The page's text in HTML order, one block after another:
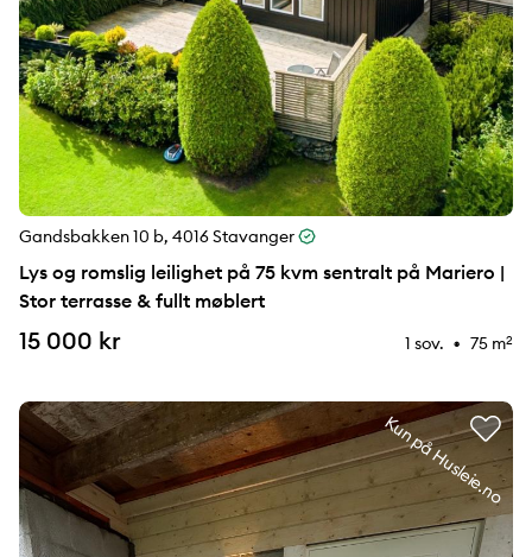
Gandsbakken 10 b, 4016 Stavanger
Lys og romslig leilighet på 75 kvm sentralt på Mariero |
Stor terrasse & fullt møblert
15 000 kr 1 sov. ⚉ 75 m2
Kun på Husleie.no